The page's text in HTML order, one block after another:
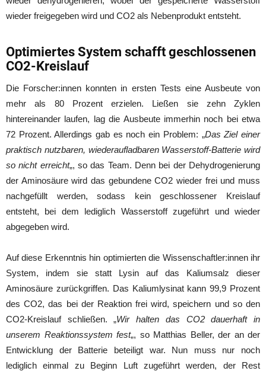
wieder freigegeben wird und CO2 als Nebenprodukt entsteht.
Optimiertes System schafft geschlossenen
CO2-Kreislauf
Die Forscher:innen konnten in ersten Tests eine Ausbeute von
mehr als 80 Prozent erzielen. Ließen sie zehn Zyklen
hintereinander laufen, lag die Ausbeute immerhin noch bei etwa
72 Prozent. Allerdings gab es noch ein Problem: „Das Ziel einer
praktisch nutzbaren, wiederaufladbaren Wasserstoff-Batterie wird
so nicht erreicht„, so das Team. Denn bei der Dehydrogenierung
der Aminosäure wird das gebundene CO2 wieder frei und muss
nachgefüllt werden, sodass kein geschlossener Kreislauf
entsteht, bei dem lediglich Wasserstoff zugeführt und wieder
abgegeben wird.
Auf diese Erkenntnis hin optimierten die Wissenschaftler:innen ihr
System, indem sie statt Lysin auf das Kaliumsalz dieser
Aminosäure zurückgriffen. Das Kaliumlysinat kann 99,9 Prozent
des CO2, das bei der Reaktion frei wird, speichern und so den
CO2-Kreislauf schließen. „Wir halten das CO2 dauerhaft in
unserem Reaktionssystem fest„, so Matthias Beller, der an der
Entwicklung der Batterie beteiligt war. Nun muss nur noch
lediglich einmal zu Beginn Luft zugeführt werden, der Rest